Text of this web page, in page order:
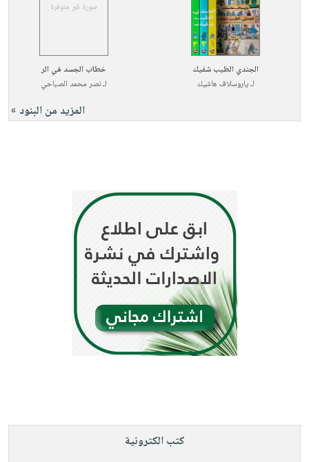
الجندي الطيب شفيك
لـياروسلاف هاشيك
خطاب الجسد في الر
لـنصر محمد الصباحي
المزيد من البنود »
كتب الكترونية